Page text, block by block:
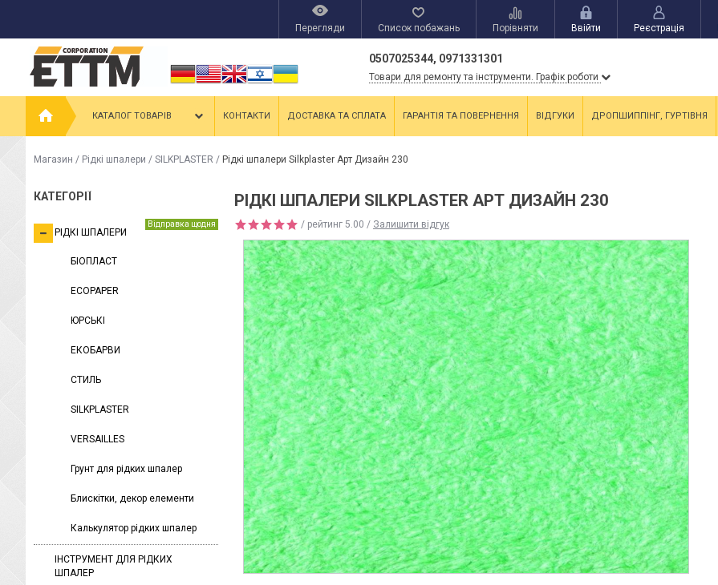
Перегляди Список побажань Порівняти Ввійти Реєстрація
0507025344, 0971331301
Товари для ремонту та інструменти. Графік роботи
КАТАЛОГ ТОВАРІВ КОНТАКТИ ДОСТАВКА ТА СПЛАТА ГАРАНТІЯ ТА ПОВЕРНЕННЯ ВІДГУКИ ДРОПШИППІНГ, ГУРТІВНЯ
Магазин / Рідкі шпалери / SILKPLASTER / Рідкі шпалери Silkplaster Арт Дизайн 230
КАТЕГОРІЇ
РІДКІ ШПАЛЕРИ
Відправка щодня
БІОПЛАСТ
ECOPAPER
ЮРСЬКІ
ЕКОБАРВИ
СТИЛЬ
SILKPLASTER
VERSAILLES
Грунт для рідких шпалер
Блискітки, декор елементи
Калькулятор рідких шпалер
ІНСТРУМЕНТ ДЛЯ РІДКИХ
ШПАЛЕР
РІДКІ ШПАЛЕРИ SILKPLASTER АРТ ДИЗАЙН 230
/ рейтинг 5.00 / Залишити відгук